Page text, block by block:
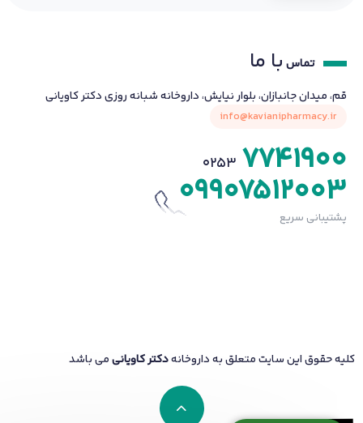
تماس با ما
قم، میدان جانبازان، بلوار نیایش، داروخانه شبانه روزی دکتر کاویانی
info@kavianipharmacy.ir
0253 7741900
09907512003
پشتیبانی سریع
کلیه حقوق این سایت متعلق به داروخانهدکتر کاویانیمی باشد